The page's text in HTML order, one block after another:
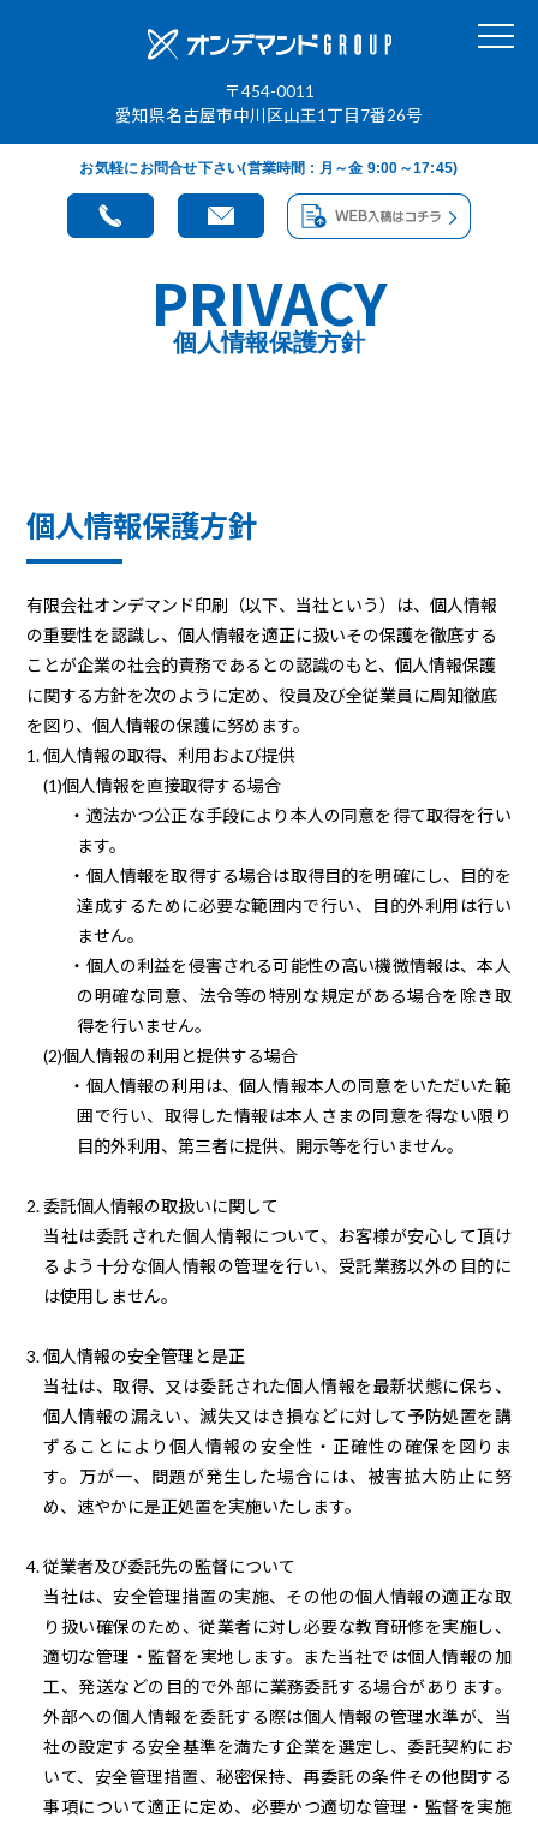
〒454-0011
愛知県名古屋市中川区山王1丁目7番26号
お気軽にお問合せ下さい(営業時間 : 月～金 9:00～17:45)
PRIVACY
個人情報保護方針
個人情報保護方針
有限会社オンデマンド印刷（以下、当社という）は、個人情報
の重要性を認識し、個人情報を適正に扱いその保護を徹底する
ことが企業の社会的責務であるとの認識のもと、個人情報保護
に関する方針を次のように定め、役員及び全従業員に周知徹底
を図り、個人情報の保護に努めます。
1. 個人情報の取得、利用および提供
(1)個人情報を直接取得する場合
・適法かつ公正な手段により本人の同意を得て取得を行い
ます。
・個人情報を取得する場合は取得目的を明確にし、目的を
達成するために必要な範囲内で行い、目的外利用は行い
ません。
・個人の利益を侵害される可能性の高い機微情報は、本人
の明確な同意、法令等の特別な規定がある場合を除き取
得を行いません。
(2)個人情報の利用と提供する場合
・個人情報の利用は、個人情報本人の同意をいただいた範
囲で行い、取得した情報は本人さまの同意を得ない限り
目的外利用、第三者に提供、開示等を行いません。
2. 委託個人情報の取扱いに関して
当社は委託された個人情報について、お客様が安心して頂け
るよう十分な個人情報の管理を行い、受託業務以外の目的に
は使用しません。
3. 個人情報の安全管理と是正
当社は、取得、又は委託された個人情報を最新状態に保ち、
個人情報の漏えい、滅失又はき損などに対して予防処置を講
ずることにより個人情報の安全性・正確性の確保を図りま
す。万が一、問題が発生した場合には、被害拡大防止に努
め、速やかに是正処置を実施いたします。
4. 従業者及び委託先の監督について
当社は、安全管理措置の実施、その他の個人情報の適正な取
り扱い確保のため、従業者に対し必要な教育研修を実施し、
適切な管理・監督を実地します。 また当社では個人情報の加
工、発送などの目的で外部に業務委託する場合があります。
外部への個人情報を委託する際は個人情報の管理水準が、当
社の設定する安全基準を満たす企業を選定し、委託契約にお
いて、安全管理措置、秘密保持、再委託の条件その他関する
事項について適正に定め、必要かつ適切な管理・監督を実施